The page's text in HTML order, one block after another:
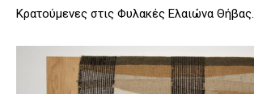
Κρατούμενες στις Φυλακές Ελαιώνα Θήβας.